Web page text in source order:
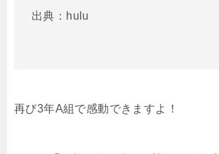
出典：hulu
再び3年A組で感動できますよ！